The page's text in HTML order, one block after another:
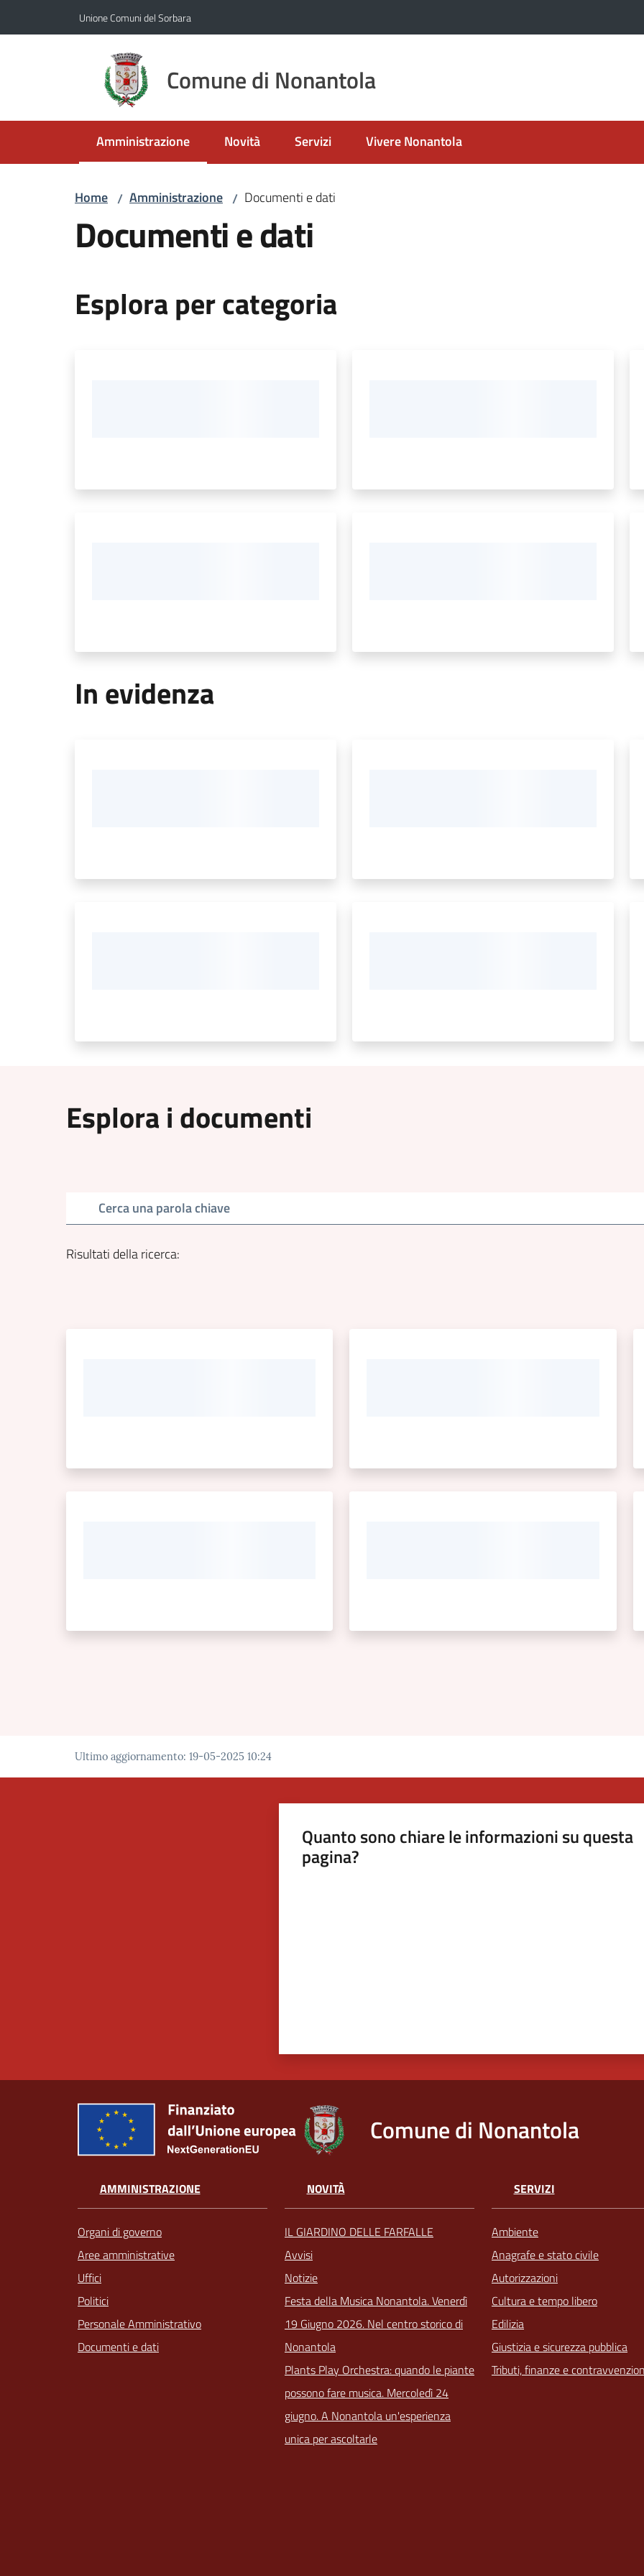
Unione Comuni del Sorbara
Comune di Nonantola
Amministrazione
Menu selezionato Novità Servizi Vivere Nonantola
Home / Amministrazione / Documenti e dati
Documenti e dati
Esplora per categoria
In evidenza
Esplora i documenti
Cerca una parola chiave
Risultati della ricerca:
Ultimo aggiornamento: 19-05-2025 10:24
Quanto sono chiare le informazioni su questa
pagina?
Comune di Nonantola
AMMINISTRAZIONE
Organi di governo
Aree amministrative
Uffici
Politici
Personale Amministrativo
Documenti e dati
NOVITÀ
IL GIARDINO DELLE FARFALLE
Avvisi
Notizie
Festa della Musica Nonantola. Venerdì
19 Giugno 2026. Nel centro storico di
Nonantola
Plants Play Orchestra: quando le piante
possono fare musica. Mercoledì 24
giugno. A Nonantola un'esperienza
unica per ascoltarle
SERVIZI
Ambiente
Anagrafe e stato civile
Autorizzazioni
Cultura e tempo libero
Edilizia
Giustizia e sicurezza pubblica
Tributi, finanze e